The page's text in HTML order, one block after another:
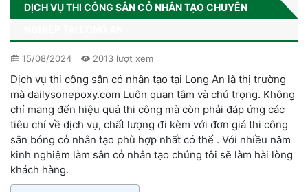
DỊCH VỤ THI CÔNG SÂN CỎ NHÂN TẠO CHUYÊN
15/08/2024 2013 lượt xem
Dịch vụ thi công sân cỏ nhân tạo tại Long An là thị trường
mà dailysonepoxy.com Luôn quan tâm và chú trọng. Không
chỉ mang đến hiệu quả thi công mà còn phải đáp ứng các
tiêu chí về dịch vụ, chất lượng đi kèm với đơn giá thi công
sân bóng cỏ nhân tạo phù hợp nhất có thể . Với nhiều năm
kinh nghiệm làm sân cỏ nhân tạo chúng tôi sẽ làm hài lòng
khách hàng.